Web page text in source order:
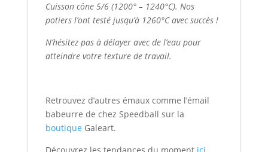
Cuisson cône 5/6 (1200° – 1240°C). Nos
potiers l’ont testé jusqu’à 1260°C avec succès !
N’hésitez pas à délayer avec de l’eau pour
atteindre votre texture de travail.
Retrouvez d’autres émaux comme l’émail
babeurre de chez Speedball sur la
boutique Galeart.